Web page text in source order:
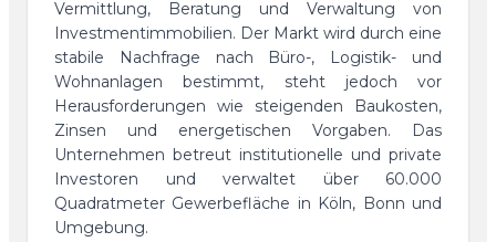
Vermittlung, Beratung und Verwaltung von
Investmentimmobilien. Der Markt wird durch eine
stabile Nachfrage nach Büro-, Logistik- und
Wohnanlagen bestimmt, steht jedoch vor
Herausforderungen wie steigenden Baukosten,
Zinsen und energetischen Vorgaben. Das
Unternehmen betreut institutionelle und private
Investoren und verwaltet über 60.000
Quadratmeter Gewerbefläche in Köln, Bonn und
Umgebung.